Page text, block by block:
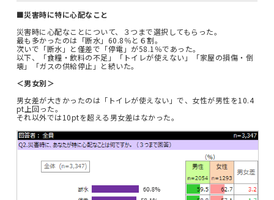
■災害時に特に心配なこと
災害時に心配なことについて、３つまで選択してもらった。
最も多かったのは「断水」60.8％と６割。
次いで「断水」と僅差で「停電」が58.1％であった。
以下、「食糧・飲料の不足」「トイレが使えない」「家屋の損傷・倒
壊」「ガスの供給停止」と続いた。
＜男女別＞
男女差が大きかったのは「トイレが使えない」で、女性が男性を10.4
pt上回った。
それ以外では10ptを超える男女差はなかった。